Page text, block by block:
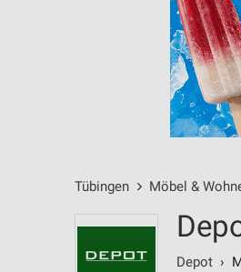
Tübingen Möbel &
Depot ›